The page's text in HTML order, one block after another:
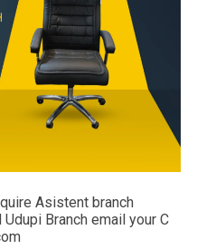
Asistent branch
Branch email your C